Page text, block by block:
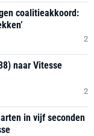
coalitieakkoord:
2
naar Vitesse
2
in vijf seconden